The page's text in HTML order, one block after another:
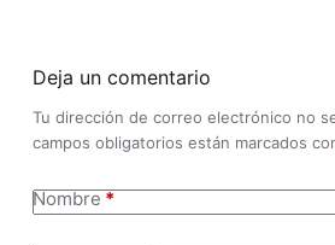
Deja un comentario
Tu dirección de correo electrónico no
campos obligatorios están marcados
Nombre*